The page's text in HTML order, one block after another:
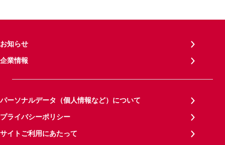
お知らせ
企業情報
パーソナルデータ（個人情報など）について
プライバシーポリシー
サイトご利用にあたって